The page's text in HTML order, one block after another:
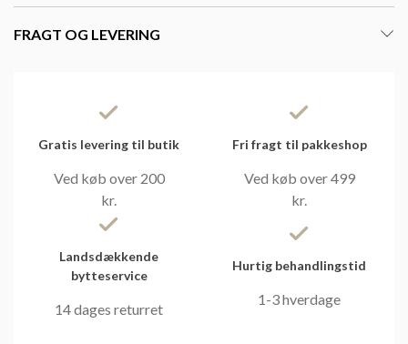
FRAGT OG LEVERING
Gratis levering til butik
Ved køb over 200
kr.
Fri fragt til pakkeshop
Ved køb over 499
kr.
Landsdækkende
bytteservice
14 dages returret
Hurtig behandlingstid
1-3 hverdage